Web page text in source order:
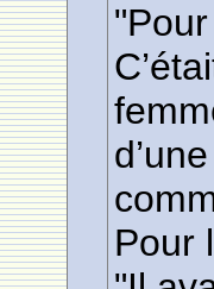
Pour